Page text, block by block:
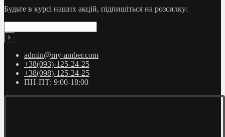
Будьте в курсі наших акцій, підпишіться на розсилку:
admin@my-amber.com
+38(093)-125-24-25
+38(098)-125-24-25
ПН-ПТ: 9:00-18:00